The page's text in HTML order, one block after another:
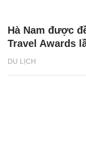
DU LỊCH
Hà Nam được
Travel Awards